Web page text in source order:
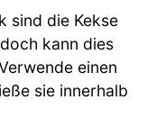
sind die Kekse
kann dies
einen
sie innerhalb